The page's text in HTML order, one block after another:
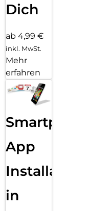
Dich
ab 4,99 €
inkl. MwSt.
Mehr
erfahren
Smartphone
App
Installation
in